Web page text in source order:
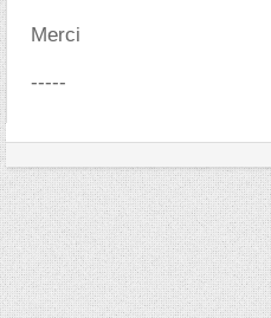
Merci
-----